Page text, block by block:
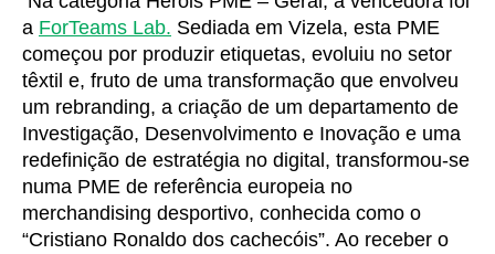
a ForTeams Lab. Sediada em Vizela, esta PME
começou por produzir etiquetas, evoluiu no setor
têxtil e, fruto de uma transformação que envolveu
um rebranding, a criação de um departamento de
Investigação, Desenvolvimento e Inovação e uma
redefinição de estratégia no digital, transformou-se
numa PME de referência europeia no
merchandising desportivo, conhecida como o
“Cristiano Ronaldo dos cachecóis”. Ao receber o